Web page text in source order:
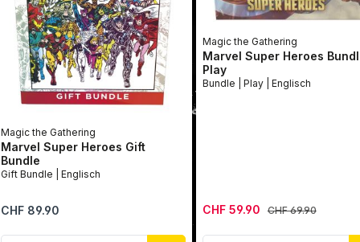
Magic the Gathering
Marvel Super Heroes Gift
Bundle
Gift Bundle | Englisch
Regulärer Preis:
CHF 89.90
Magic the Gathering
Marvel Super Heroes
Play
Bundle | Play | Englisch
Verkaufspreis:
CHF 59.90 Regulärer Preis:
CHF 69.90